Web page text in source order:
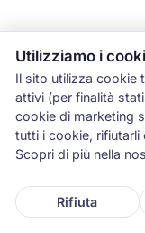
Samsung
I dati di questa
registrati nel
giugno 2026. Le
Utilizziamo i
Il sito utilizza cookie
attivi (per finalità
cookie di marketing
tutti i cookie, rifiutarli
Scopri di più nella
Rifiuta